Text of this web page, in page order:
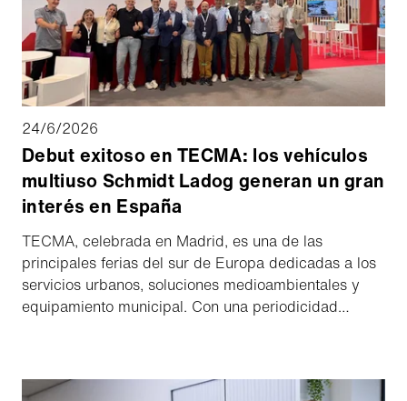
24/6/2026
Debut exitoso en TECMA: los vehículos
multiuso Schmidt Ladog generan un gran
interés en España
TECMA, celebrada en Madrid, es una de las
principales ferias del sur de Europa dedicadas a los
servicios urbanos, soluciones medioambientales y
equipamiento municipal. Con una periodicidad
limpio, seguro y sostenible. Para Aebi Schmidt